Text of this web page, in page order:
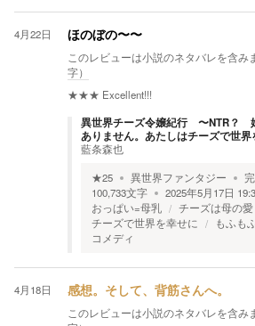
4月22日 ほのぼの〜〜
このレビューは小説のネタバレを含み
字）
★★★ Excellent!!!
異世界チーズ令嬢紀行 〜NTR
ありません。あたしはチーズで世
藍条森也
★25 異世界ファンタジー
100,733文字 2025年5月17日
おっぱい=母乳
チーズは母の愛
チーズで世界を幸せに
もふも
コメディ
4月18日 感想。そして、背筋さんへ。
このレビューは小説のネタバレを含み